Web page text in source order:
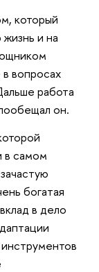
который
и на
вопросах
работа
он.
в самом
богатая
в дело